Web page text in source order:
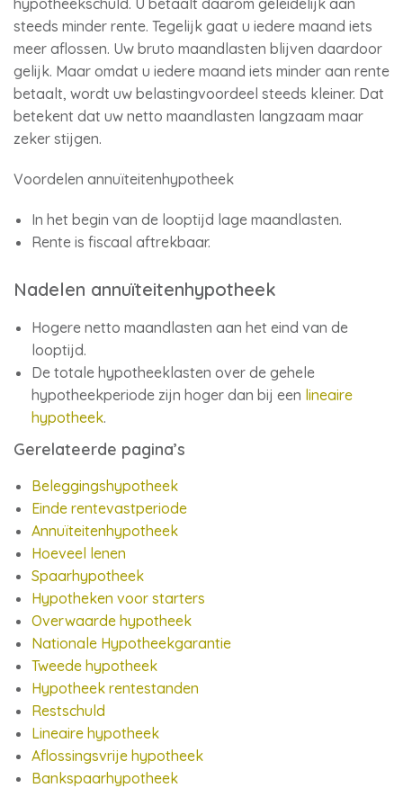
hypotheekschuld. U betaalt daarom geleidelijk aan
steeds minder rente. Tegelijk gaat u iedere maand iets
meer aflossen. Uw bruto maandlasten blijven daardoor
gelijk. Maar omdat u iedere maand iets minder aan rente
betaalt, wordt uw belastingvoordeel steeds kleiner. Dat
betekent dat uw netto maandlasten langzaam maar
zeker stijgen.
Voordelen annuïteitenhypotheek
In het begin van de looptijd lage maandlasten.
Rente is fiscaal aftrekbaar.
Nadelen annuïteitenhypotheek
Hogere netto maandlasten aan het eind van de
looptijd.
De totale hypotheeklasten over de gehele
hypotheekperiode zijn hoger dan bij een lineaire
hypotheek.
Gerelateerde pagina’s
Beleggingshypotheek
Einde rentevastperiode
Annuïteitenhypotheek
Hoeveel lenen
Spaarhypotheek
Hypotheken voor starters
Overwaarde hypotheek
Nationale Hypotheekgarantie
Tweede hypotheek
Hypotheek rentestanden
Restschuld
Lineaire hypotheek
Aflossingsvrije hypotheek
Bankspaarhypotheek